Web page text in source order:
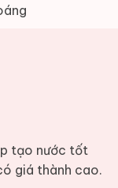
tạo nước tốt
giá thành cao.